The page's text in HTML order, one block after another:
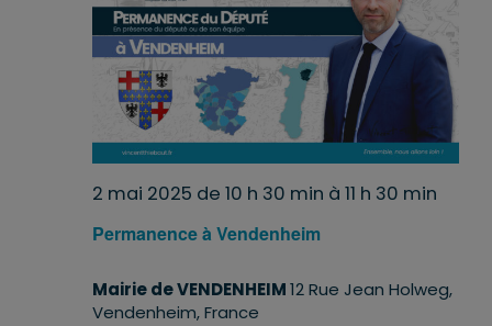
Permanence à Vendenheim
2 mai 2025 de 10 h 30 min à 11 h 30 min
Mairie de VENDENHEIM12 Rue Jean Holweg,
Vendenheim, France